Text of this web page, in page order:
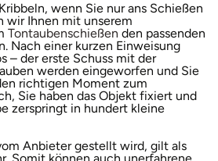
wenn Sie nur ans Schießen
wir Ihnen mit unserem
Tontaubenschießen öffnet in neuem
den passenden
Nach einer kurzen Einweisung
– der erste Schuss mit der
werden eingeworfen und Sie
richtigen Moment zum
Sie haben das Objekt fixiert und
zerspringt in hundert kleine
Anbieter gestellt wird, gilt als